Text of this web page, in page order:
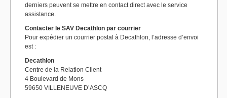
derniers peuvent se mettre en contact direct avec le service
assistance.
Contacter le SAV Decathlon par courrier
Pour expédier un courrier postal à Decathlon, l’adresse d’envoi
est :
Decathlon
Centre de la Relation Client
4 Boulevard de Mons
59650 VILLENEUVE D’ASCQ